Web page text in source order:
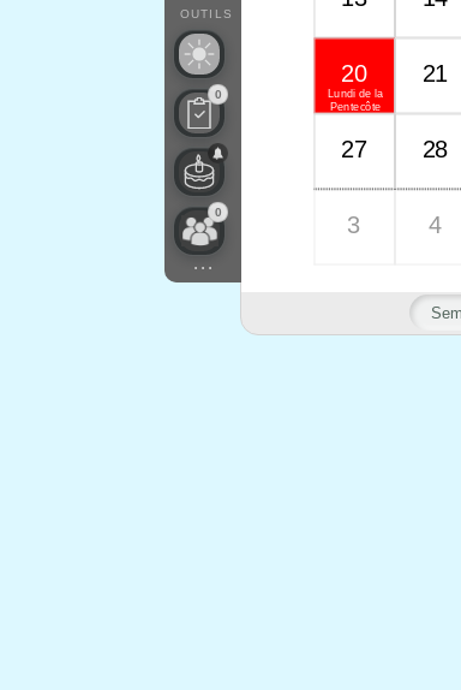
OUTILS
0
0
...
Lundi de la
Pentecôte
20 21
27 28
3 4